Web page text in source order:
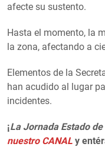
afecte su sustento.
Hasta el momento, la
la zona, afectando a
Elementos de la
han acudido al lugar
incidentes.
¡La Jornada Estado
nuestro CANAL y